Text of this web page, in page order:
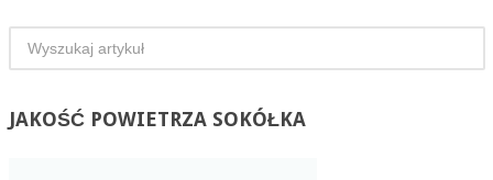
JAKOŚĆPOWIETRZA SOKÓŁKA